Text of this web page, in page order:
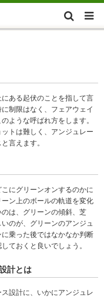
ある起伏のことを指して言
制限はなく、フェアウェイ
ような呼ばれ方をします。
トは難しく、アンジュレー
言えます。
にグリーンオンするのかに
ン上のボールの軌道を変化
は、グリーンの傾斜、芝
のが、グリーンのアンジュ
乗った後ではなかなか判断
ておくと良いでしょう。
計とは
設計に、いかにアンジュレ